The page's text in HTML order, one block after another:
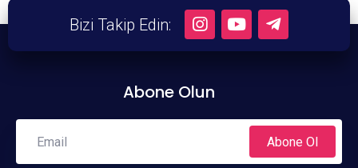
Bizi Takip Edin:
Abone Olun
Abone Ol